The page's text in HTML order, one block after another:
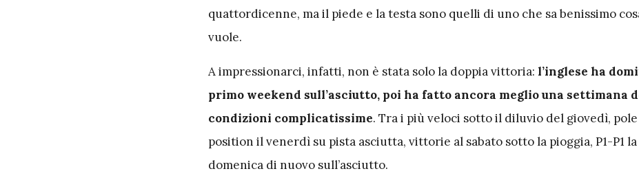
quattordicenne, ma il piede e la testa sono quelli di uno che sa benissimo
vuole.
A impressionarci, infatti, non è stata solo la doppia vittoria: l’inglese ha
primo weekend sull’asciutto, poi ha fatto ancora meglio una settimana
condizioni complicatissime. Tra i più veloci sotto il diluvio del giovedì, pole
position il venerdì su pista asciutta, vittorie al sabato sotto la pioggia, P1-P1 la
domenica di nuovo sull’asciutto.